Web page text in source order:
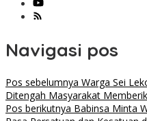
Navigasi pos
Pos sebelumnya Warga Sei
Ditengah Masyarakat
Pos berikutnya Babinsa Minta